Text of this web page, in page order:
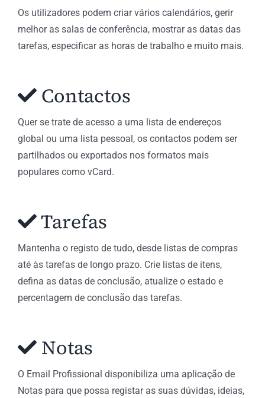
Os utilizadores podem criar vários calendários, gerir
melhor as salas de conferência, mostrar as datas das
tarefas, especificar as horas de trabalho e muito mais.
Contactos
Quer se trate de acesso a uma lista de endereços
global ou uma lista pessoal, os contactos podem ser
partilhados ou exportados nos formatos mais
populares como vCard.
Tarefas
Mantenha o registo de tudo, desde listas de compras
até às tarefas de longo prazo. Crie listas de itens,
defina as datas de conclusão, atualize o estado e
percentagem de conclusão das tarefas.
Notas
O Email Profissional disponibiliza uma aplicação de
Notas para que possa registar as suas dúvidas, ideias,